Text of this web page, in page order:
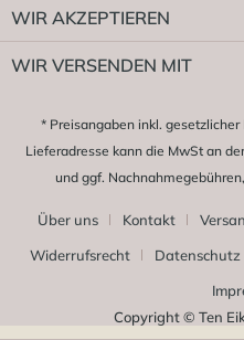
WIR AKZEPTIEREN
WIR VERSENDEN MIT
* Preisangaben inkl.
Lieferadresse kann die MwSt an
und ggf.
Über uns Kontakt
Widerrufsrecht
Datenschutz
Copyright © Ten